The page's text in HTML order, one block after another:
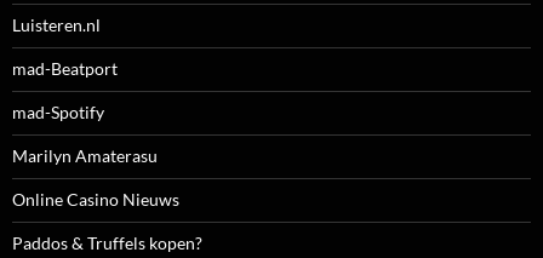
Luisteren.nl
mad-Beatport
mad-Spotify
Marilyn Amaterasu
Online Casino Nieuws
Paddos & Truffels kopen?